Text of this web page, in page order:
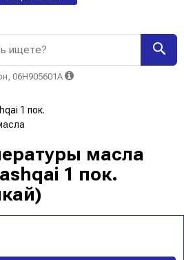
ищете?
06H905601A
1 пок.
масла
1 пок.